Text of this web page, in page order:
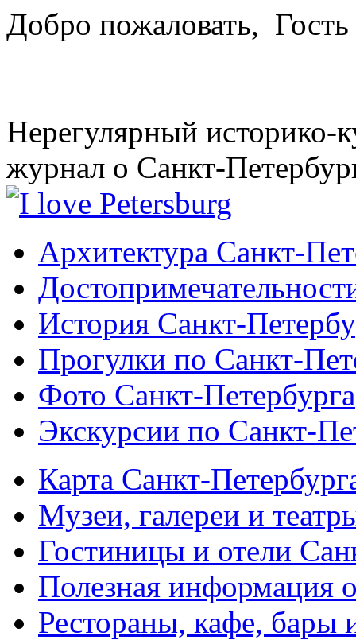
Добро пожаловать, Гость
Нерегулярный историко-
журнал о Санкт-
Архитектура Санкт-
История Санкт-
Прогулки по Санкт-
Фото Санкт-Петербурга
Экскурсии по Санкт-
Карта Санкт-
Музеи, галереи и
Гостиницы и отели
Полезная информация
Рестораны, кафе, бары